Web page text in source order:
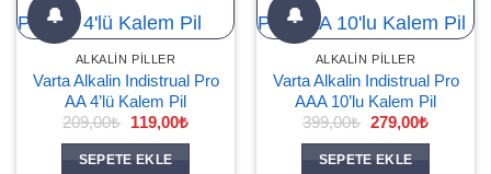
🔔
ALKALIN PILLER
Varta Alkalin Indistrual Pro
AA 4’lü Kalem Pil
209,00₺ Orijinal
209,00₺.
119,00₺Şu
SEPETE EKLE
🔔
ALKALIN PILLER
Varta Alkalin Indistrual Pro
AAA 10’lu Kalem Pil
399,00₺ Orijinal
399,00₺.
279,00₺Şu
SEPETE EKLE